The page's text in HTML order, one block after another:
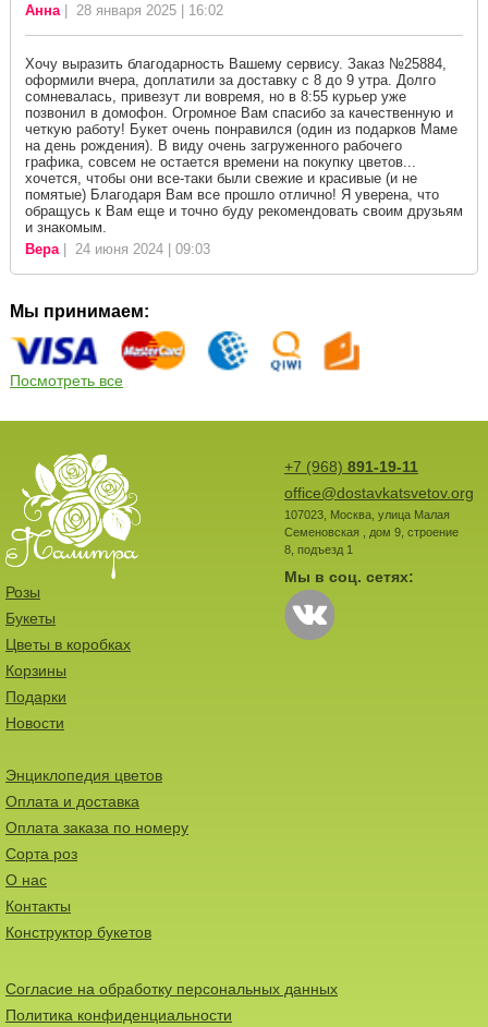
Анна| 28 января 2025 | 16:02
Хочу выразить благодарность Вашему сервису. Заказ №25884,
оформили вчера, доплатили за доставку с 8 до 9 утра. Долго
сомневалась, привезут ли вовремя, но в 8:55 курьер уже
позвонил в домофон. Огромное Вам спасибо за качественную и
четкую работу! Букет очень понравился (один из подарков Маме
на день рождения). В виду очень загруженного рабочего
графика, совсем не остается времени на покупку цветов...
хочется, чтобы они все-таки были свежие и красивые (и не
помятые) Благодаря Вам все прошло отлично! Я уверена, что
обращусь к Вам еще и точно буду рекомендовать своим друзьям
и знакомым.
Вера| 24 июня 2024 | 09:03
Мы принимаем:
Посмотреть все
+7 (968) 891-19-11
office@dostavkatsvetov.org
107023, Москва, улица Малая
Семеновская , дом 9, строение
8, подъезд 1
Мы в соц. сетях:
Розы
Букеты
Цветы в коробках
Корзины
Подарки
Новости
Энциклопедия цветов
Оплата и доставка
Оплата заказа по номеру
Сорта роз
О нас
Контакты
Конструктор букетов
Согласие на обработку персональных данных
Политика конфиденциальности